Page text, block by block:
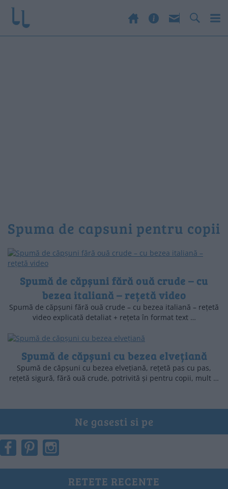
spuma de capsuni pentru copii
Spumă de căpșuni fără ouă crude – cu
bezea italiană – rețetă video
Spumă de căpșuni fără ouă crude – cu bezea italiană – rețetă
video explicată detaliat + rețeta în format text …
Spumă de căpșuni cu bezea elvețiană
Spumă de căpșuni cu bezea elvețiană, rețetă pas cu pas,
rețetă sigură, fără ouă crude, potrivită și pentru copii, mult …
Ne gasesti si pe
RETETE RECENTE